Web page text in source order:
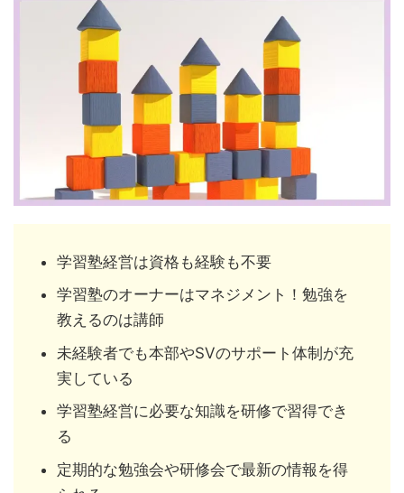
学習塾経営は資格も経験も不要
学習塾のオーナーはマネジメント！勉強を
教えるのは講師
未経験者でも本部やSVのサポート体制が充
実している
学習塾経営に必要な知識を研修で習得でき
る
定期的な勉強会や研修会で最新の情報を得